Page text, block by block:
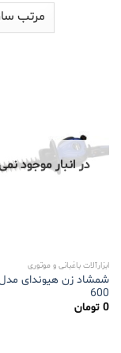
در انبار موجود
ابزارآلات باغبانی و موتوری
600
0 تومان